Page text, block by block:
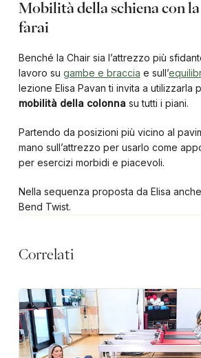
Mobilità della schiena con la
farai
Benché la Chair sia l’attrezzo più
lavoro su gambe e braccia e sull’
lezione Elisa Pavan ti invita a utilizzarla
mobilità della colonna su tutti i piani.
Partendo da posizioni più vicino al
mano sull’attrezzo per usarlo come
per esercizi morbidi e piacevoli.
Nella sequenza proposta da Elisa
Bend Twist.
Correlati